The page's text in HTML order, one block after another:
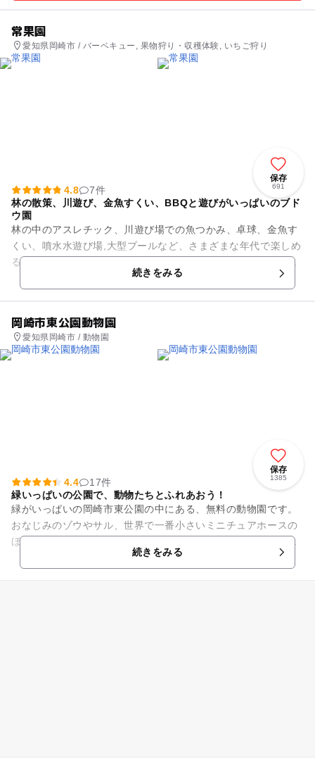
常果園
愛知県岡崎市 / バーベキュー, 果物狩り・収穫体験, いちご狩り
保存
691
4.8
7件
林の散策、川遊び、金魚すくい、BBQと遊びがいっぱいのブド
ウ園
林の中のアスレチック、川遊び場での魚つかみ、卓球、金魚す
くい、噴水水遊び場,大型プールなど、さまざまな年代で楽しめ
るぶどう園です。近くには浅瀬の川があり、めだかやドジョウ
などの魚を追っかけて水遊...続きをみる
岡崎市東公園動物園
愛知県岡崎市 / 動物園
保存
1385
4.4
17件
緑いっぱいの公園で、動物たちとふれあおう！
緑がいっぱいの岡崎市東公園の中にある、無料の動物園です。
おなじみのゾウやサル、世界で一番小さいミニチュアホースの
ほか、ミーアキャットやリスザルなどたくさんの小動物も勢揃
い。一番人気は東公園のアイ...続きをみる